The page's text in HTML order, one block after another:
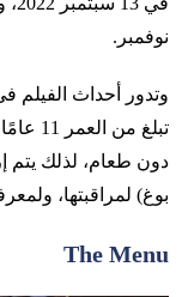
نوفمبر.
تبلغ
دون طعام، لذلك يتم
بوغ) لمراقبتها،
The Menu